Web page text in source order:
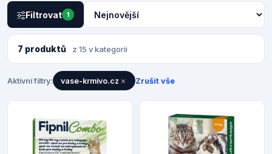
Filtrovat 1
7 produktů z 15 v kategorii
Aktivní filtry: vase-krmivo.cz Zrušit vše